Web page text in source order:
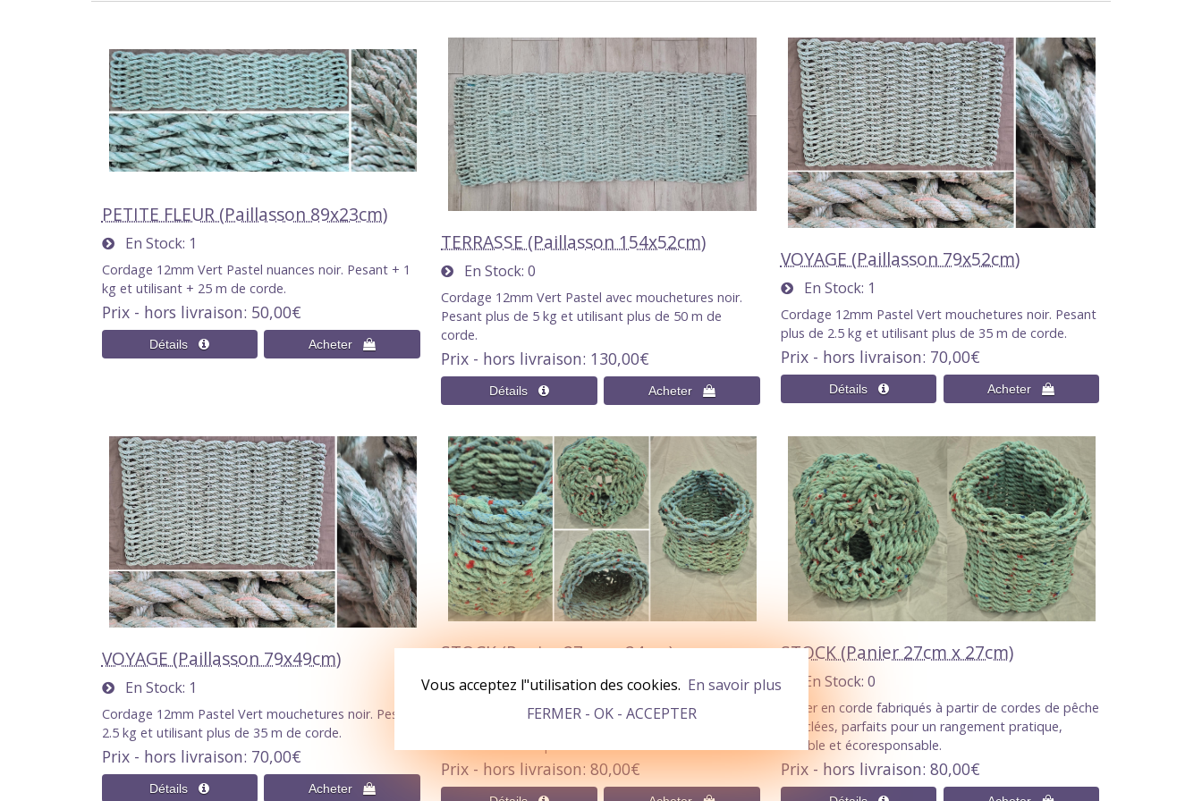
PETITE FLEUR (Paillasson 89x23cm)
En Stock 1
Cordage 12mm Vert Pastel nuances noir. Pesant + 1
kg et utilisant + 25 m de corde.
Prix - hors livraison 50,00€
TERRASSE (Paillasson 154x52cm)
En Stock 0
Cordage 12mm Vert Pastel avec mouchetures noir.
Pesant plus de 5 kg et utilisant plus de 50 m de
corde.
Prix - hors livraison 130,00€
VOYAGE (Paillasson 79x52cm)
En Stock 1
Cordage 12mm Pastel Vert mouchetures noir. Pesant
plus de 2.5 kg et utilisant plus de 35 m de corde.
Prix - hors livraison 70,00€
VOYAGE (Paillasson 79x49cm)
En Stock 1
Cordage 12mm Pastel Vert mouchetures noir. Pesant
2.5 kg et utilisant plus de 35 m de corde.
Prix - hors livraison 70,00€
STOCK (Panier 27cm x 24cm)
En Stock 0
Panier en corde fabriqués à partir de cordes de pêche
Prix - hors livraison 80,00€
STOCK (Panier 27cm x 27cm)
En Stock 0
Panier en corde fabriqués à partir de cordes de pêche
recyclées, parfaits pour un rangement pratique,
durable et écoresponsable.
Prix - hors livraison 80,00€
Vous acceptez l"utilisation des cookies. En savoir plus
FERMER - OK - ACCEPTER